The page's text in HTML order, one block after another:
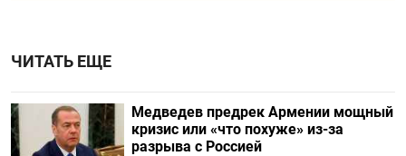
ЧИТАТЬ ЕЩЕ
Медведев предрек Армении мощный
кризис или «что похуже» из-за
разрыва с Россией